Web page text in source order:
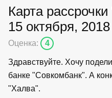
Карта
15 октября, 2018
Оценка: 4
Здравствуйте. Хочу
банке "Совкомбанк". А
"Халва".